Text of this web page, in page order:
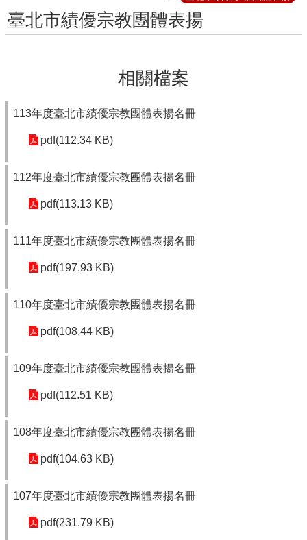
臺北市績優宗教團體表揚
相關檔案
113年度臺北市績優宗教團體表揚名冊
pdf(112.34 KB)
112年度臺北市績優宗教團體表揚名冊
pdf(113.13 KB)
111年度臺北市績優宗教團體表揚名冊
pdf(197.93 KB)
110年度臺北市績優宗教團體表揚名冊
pdf(108.44 KB)
109年度臺北市績優宗教團體表揚名冊
pdf(112.51 KB)
108年度臺北市績優宗教團體表揚名冊
pdf(104.63 KB)
107年度臺北市績優宗教團體表揚名冊
pdf(231.79 KB)